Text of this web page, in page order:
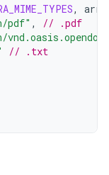
,
pdf" ,
// .pdf
// .txt